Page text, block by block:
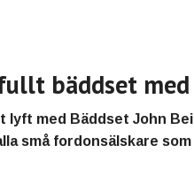
bäddset
lyft med Bäddset John
små fordonsälskare